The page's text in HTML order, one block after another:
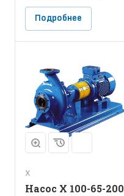
Подробнее
Х
Насос Х 100-65-200